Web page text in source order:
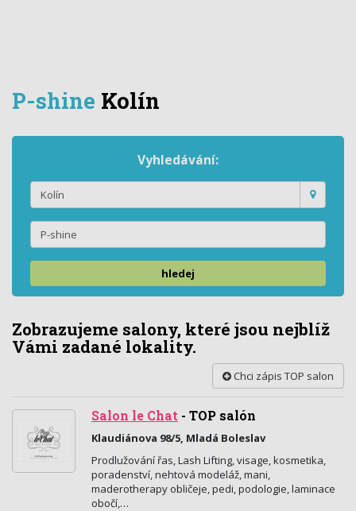
P-shine Kolín
Vyhledávání:
hledej
Zobrazujeme salony, které jsou nejblíž
Vámi zadané lokality.
Chci zápis TOP salon
Salon le Chat - TOP salón
Klaudiánova 98/5, Mladá Boleslav
Prodlužování řas, Lash Lifting, visage, kosmetika,
poradenství, nehtová modeláž, mani,
maderotherapy obličeje, pedi, podologie, laminace
obočí,…